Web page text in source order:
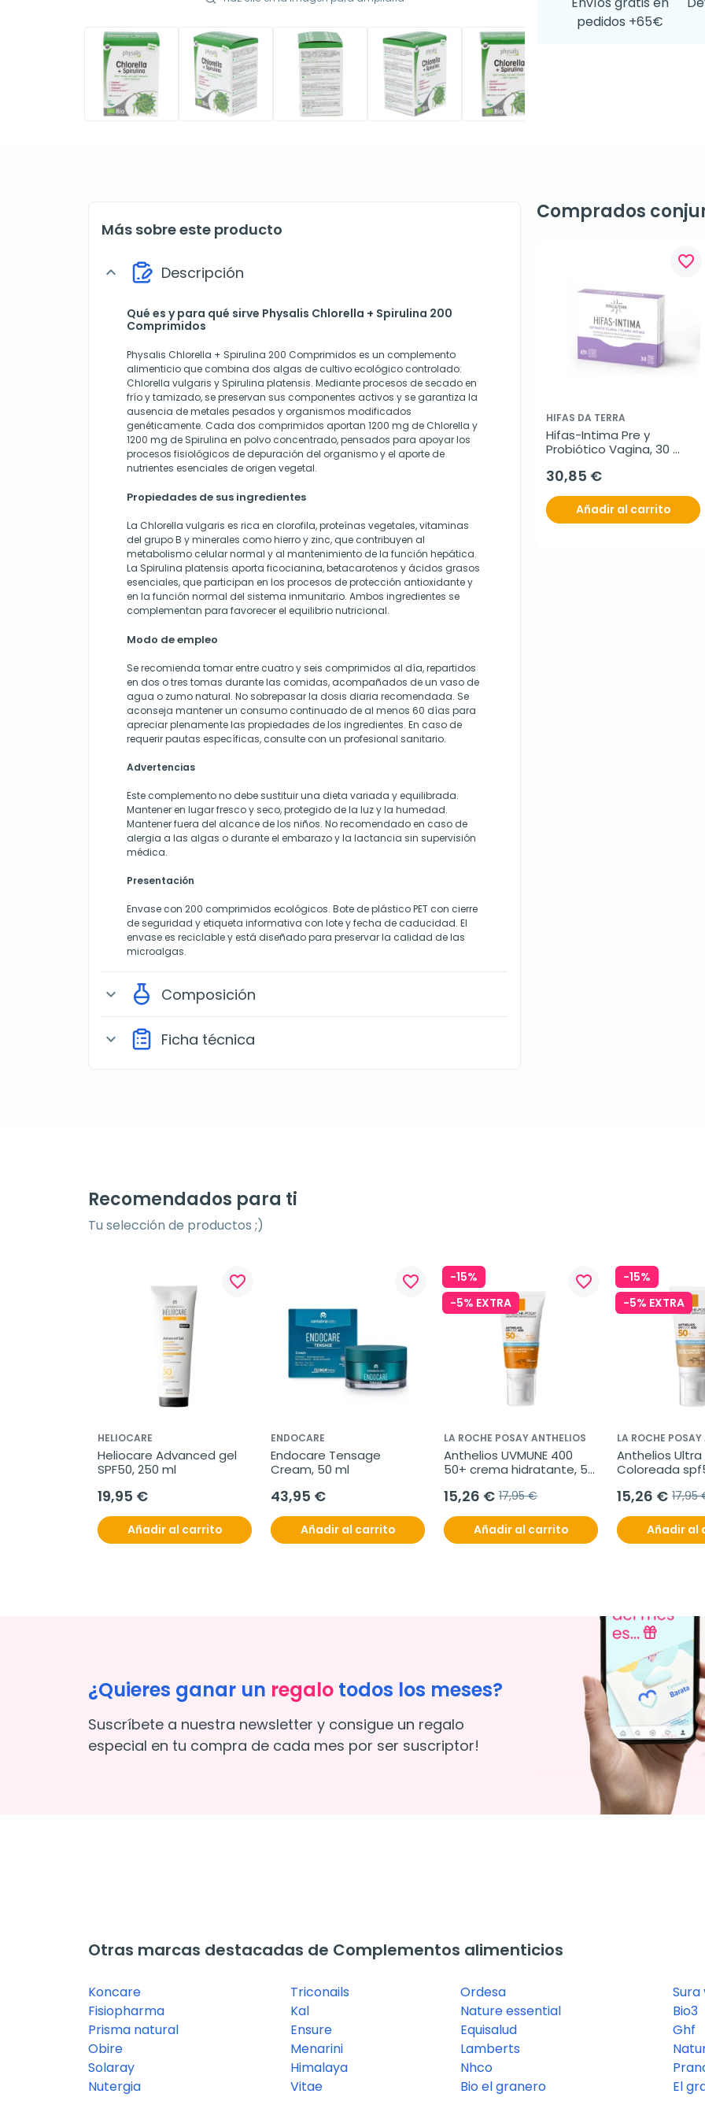
pedidos +65€
Más sobre este producto
expand_more Descripción
Qué es y para qué sirve Physalis Chlorella + Spirulina 200
Comprimidos
Physalis Chlorella + Spirulina 200 Comprimidos es un complemento
alimenticio que combina dos algas de cultivo ecológico controlado:
Chlorella vulgaris y Spirulina platensis. Mediante procesos de secado en
frío y tamizado, se preservan sus componentes activos y se garantiza la
ausencia de metales pesados y organismos modificados
genéticamente. Cada dos comprimidos aportan 1200 mg de Chlorella y
1200 mg de Spirulina en polvo concentrado, pensados para apoyar los
procesos fisiológicos de depuración del organismo y el aporte de
nutrientes esenciales de origen vegetal.
Propiedades de sus ingredientes
La Chlorella vulgaris es rica en clorofila, proteínas vegetales, vitaminas
del grupo B y minerales como hierro y zinc, que contribuyen al
metabolismo celular normal y al mantenimiento de la función hepática.
La Spirulina platensis aporta ficocianina, betacarotenos y ácidos grasos
esenciales, que participan en los procesos de protección antioxidante y
en la función normal del sistema inmunitario. Ambos ingredientes se
complementan para favorecer el equilibrio nutricional.
Modo de empleo
Se recomienda tomar entre cuatro y seis comprimidos al día, repartidos
en dos o tres tomas durante las comidas, acompañados de un vaso de
agua o zumo natural. No sobrepasar la dosis diaria recomendada. Se
aconseja mantener un consumo continuado de al menos 60 días para
apreciar plenamente las propiedades de los ingredientes. En caso de
requerir pautas específicas, consulte con un profesional sanitario.
Advertencias
Este complemento no debe sustituir una dieta variada y equilibrada.
Mantener en lugar fresco y seco, protegido de la luz y la humedad.
Mantener fuera del alcance de los niños. No recomendado en caso de
alergia a las algas o durante el embarazo y la lactancia sin supervisión
médica.
Presentación
Envase con 200 comprimidos ecológicos. Bote de plástico PET con cierre
de seguridad y etiqueta informativa con lote y fecha de caducidad. El
envase es reciclable y está diseñado para preservar la calidad de las
microalgas.
expand_more Composición
expand_more Ficha técnica
Comprados
favorite_border
HIFAS DA TERRA
Hifas-Intima Pre y
Probiótico Vagina, 30
30,85 €
Añadir al carrito
Recomendados para ti
Tu selección de productos ;)
favorite_border
HELIOCARE
Heliocare Advanced gel
SPF50, 250 ml
19,95 €
Añadir al carrito
favorite_border
ENDOCARE
Endocare Tensage
Cream, 50 ml
43,95 €
Añadir al carrito
-15%
-5% EXTRA
favorite_border
LA ROCHE POSAY ANTHELIOS
Anthelios UVMUNE 400
50+ crema hidratante, 50
15,26 € 17,95 €
Añadir al carrito
-15%
-5% EXTRA
LA ROCHE
Anthelios Ultra
Coloreada
15,26 € 17,95
Añadir al
¿Quieres ganar un regalo todos los meses?
Suscríbete a nuestra newsletter y consigue un regalo
especial en tu compra de cada mes por ser suscriptor!
Otras marcas destacadas de Complementos alimenticios
Koncare
Fisiopharma
Prisma natural
Obire
Solaray
Nutergia
Triconails
Kal
Ensure
Menarini
Himalaya
Vitae
Ordesa
Nature essential
Equisalud
Lamberts
Nhco
Bio el granero
Sura
Bio3
Ghf
El